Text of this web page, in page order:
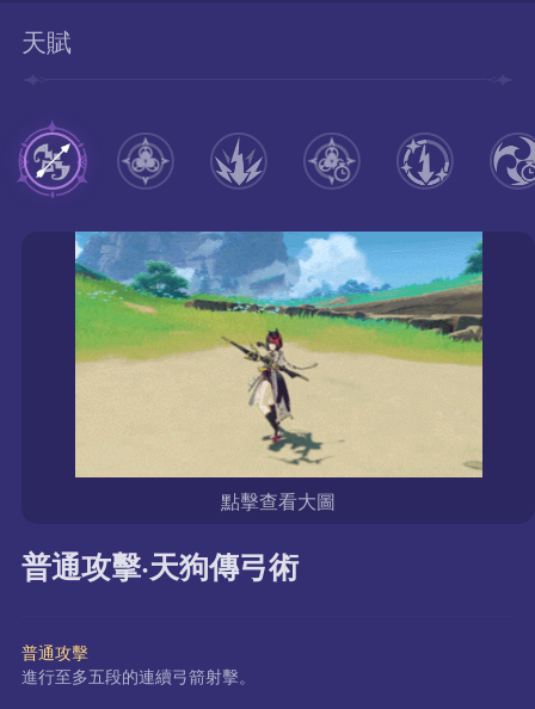
天賦
點擊查看大圖
普通攻擊·天狗傳弓術
普通攻擊
進行至多五段的連續弓箭射擊。